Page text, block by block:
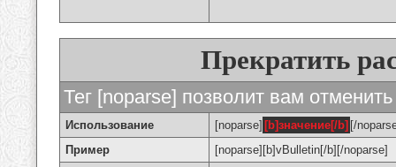
Прекратить
Тег [noparse] позволит вам
Использование [noparse] [b]значение[/b] [/
Пример
[noparse][b]vBulletin[/b][/noparse]